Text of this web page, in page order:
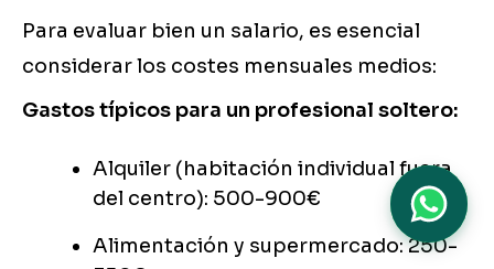
Para evaluar bien un salario, es esencial
considerar los costes mensuales medios:
Gastos típicos para un profesional soltero:
Alquiler (habitación individual fuera
del centro): 500-900€
Alimentación y supermercado: 250-